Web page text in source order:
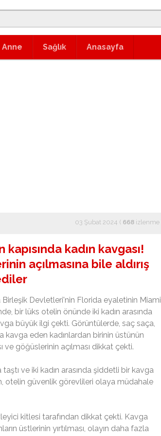
Anne Sağlık Anasayfa
03 Şubat 2024 ( 668 izlenme
kapısında kadın kavgası!
açılmasına bile aldırış
Birleşik Devletleri'nin Florida eyaletinin Miami
bir lüks otelin önünde iki kadın arasında
büyük ilgi çekti. Görüntülerde, saç saça,
kavga eden kadınlardan birinin üstünün
ve göğüslerinin açılması dikkat çekti.
ve iki kadın arasında şiddetli bir kavga
otelin güvenlik görevlileri olaya müdahale
kitlesi tarafından dikkat çekti. Kavga
üstlerinin yırtılması, olayın daha fazla